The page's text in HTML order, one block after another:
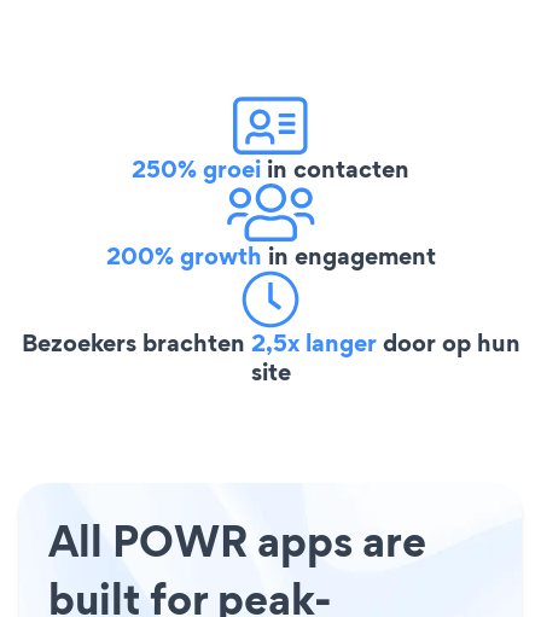
250% groei in contacten
200% growth in engagement
Bezoekers brachten 2,5x langerdoor op hun
site
All POWR apps are
built for peak-